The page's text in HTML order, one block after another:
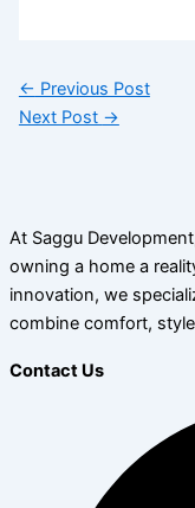
← Previous Post
Next Post →
At Saggu
owning a home a
innovation, we
combine comfort,
Contact Us